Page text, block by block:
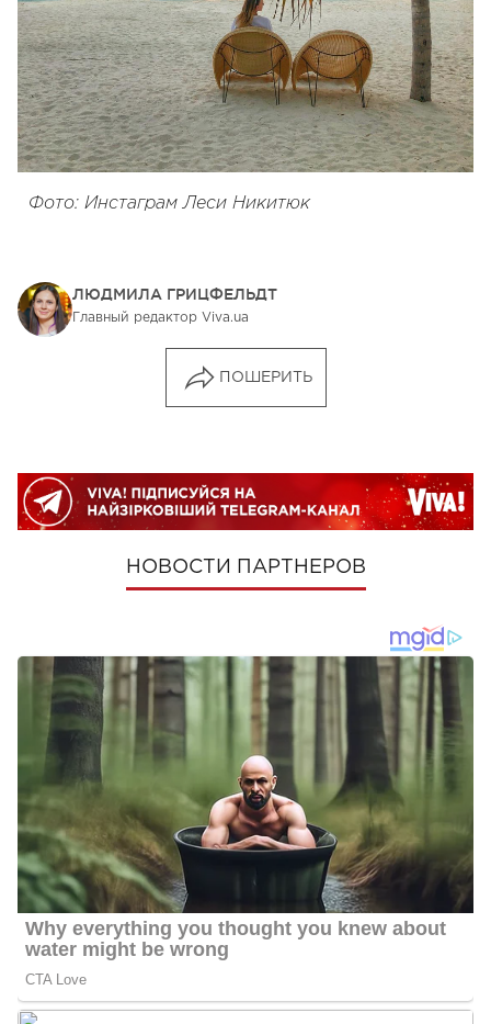
Фото: Инстаграм Леси Никитюк
ЛЮДМИЛА ГРИЦФЕЛЬДТ
Главный редактор Viva.ua
ПОШЕРИТЬ
НОВОСТИ ПАРТНЕРОВ